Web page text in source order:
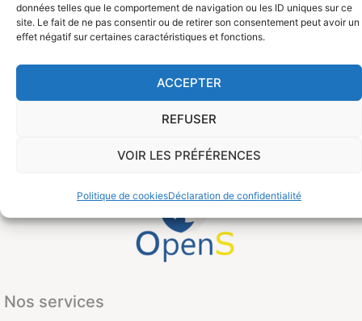
données telles que le comportement de navigation ou les ID uniques sur ce
site. Le fait de ne pas consentir ou de retirer son consentement peut avoir un
effet négatif sur certaines caractéristiques et fonctions.
ACCEPTER
REFUSER
VOIR LES PRÉFÉRENCES
Politique de cookiesDéclaration de confidentialité
En tant que nouvel utilisateur ou utilisatrice de
WordPress, vous devriez vous rendre sur
tableau de bordpour supprimer cette page et
créer de nouvelles pages pour votre contenu.
Nos services